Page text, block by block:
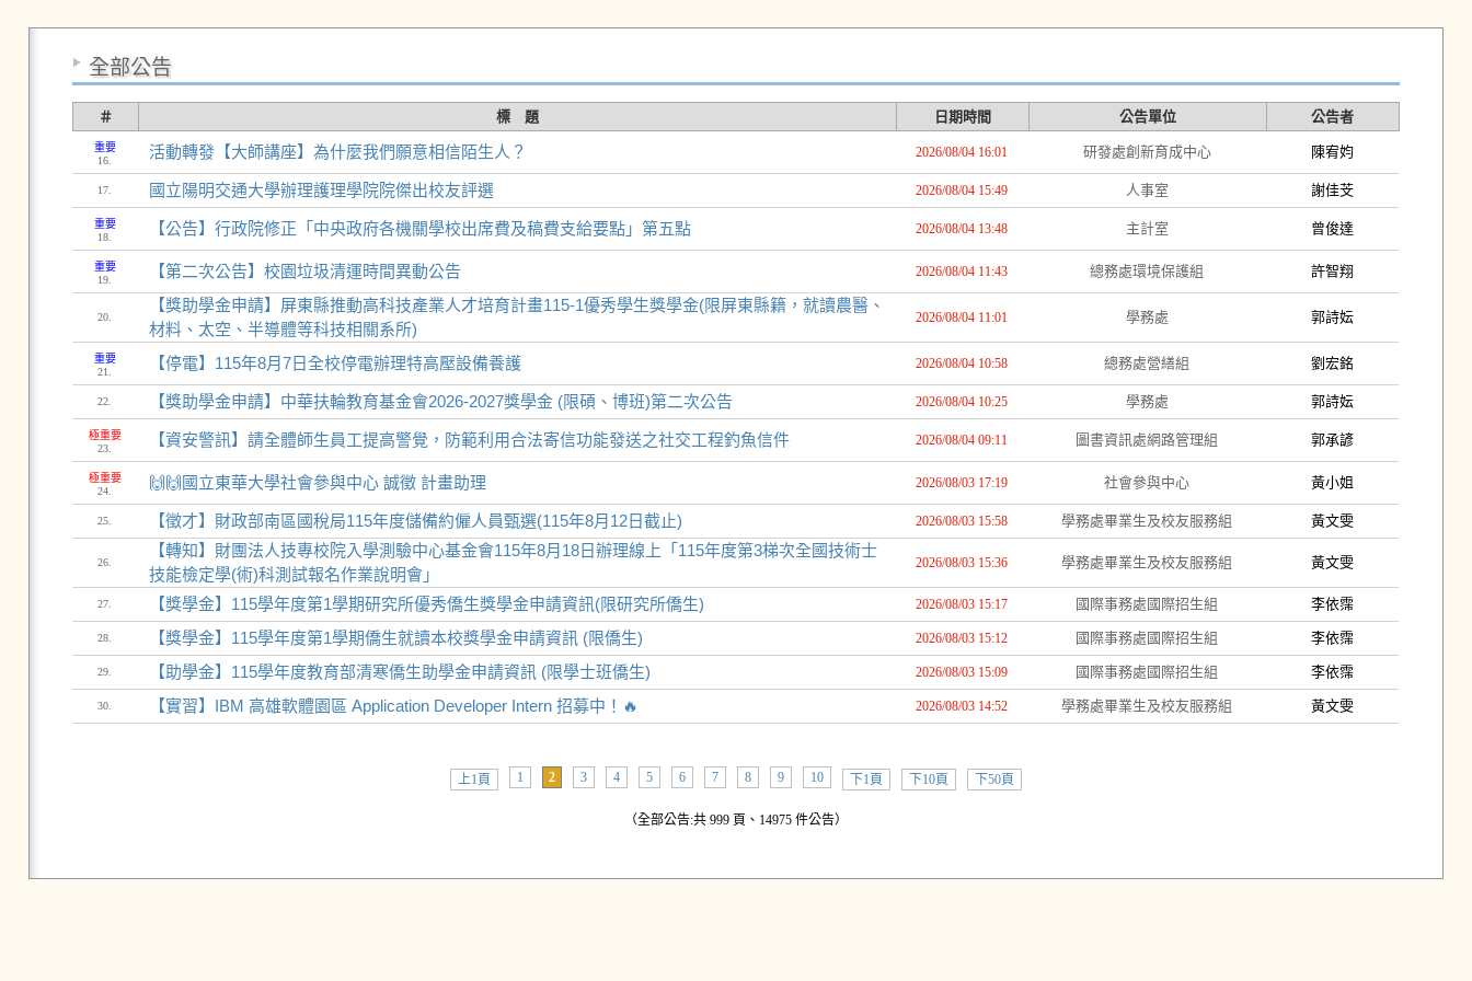
全部公告
＃ 標 題 日期時間 公告單位 公告者
重要
16.
活動轉發【大師講座】為什麼我們願意相信陌生人？ 2026/08/04 16:01 研發處創新育成中心 陳宥㚬
17. ​國立陽明交通大學辦理護理學院院傑出校友評選 2026/08/04 15:49 人事室 謝佳芠
重要
18.
【公告】行政院修正「中央政府各機關學校出席費及稿費支給要點」第五點 2026/08/04 13:48 主計室 曾俊達
重要
19.
【第二次公告】校園垃圾清運時間異動公告 2026/08/04 11:43 總務處環境保護組 許智翔
20.
【獎助學金申請】屏東縣推動高科技產業人才培育計畫115-1優秀學生獎學金(限屏東縣籍，就讀農醫、
材料、太空、半導體等科技相關系所)
2026/08/04 11:01 學務處 郭詩妘
重要
21.
【停電】115年8月7日全校停電辦理特高壓設備養護 2026/08/04 10:58 總務處營繕組 劉宏銘
22. 【獎助學金申請】中華扶輪教育基金會2026-2027獎學金 (限碩、博班)第二次公告 2026/08/04 10:25 學務處 郭詩妘
極重要
23.
【資安警訊】請全體師生員工提高警覺，防範利用合法寄信功能發送之社交工程釣魚信件 2026/08/04 09:11 圖書資訊處網路管理組 郭承諺
極重要
24.
🙌🙌國立東華大學社會參與中心 誠徵 計畫助理 2026/08/03 17:19 社會參與中心 黃小姐
25. 【徵才】財政部南區國稅局115年度儲備約僱人員甄選(115年8月12日截止) 2026/08/03 15:58 學務處畢業生及校友服務組 黃文雯
26.
【轉知】財團法人技專校院入學測驗中心基金會115年8月18日辦理線上「115年度第3梯次全國技術士
技能檢定學(術)科測試報名作業說明會」
2026/08/03 15:36 學務處畢業生及校友服務組 黃文雯
27. 【獎學金】115學年度第1學期研究所優秀僑生獎學金申請資訊(限研究所僑生) 2026/08/03 15:17 國際事務處國際招生組 李依霈
28. 【獎學金】115學年度第1學期僑生就讀本校獎學金申請資訊 (限僑生) 2026/08/03 15:12 國際事務處國際招生組 李依霈
29. 【助學金】115學年度教育部清寒僑生助學金申請資訊 (限學士班僑生) 2026/08/03 15:09 國際事務處國際招生組 李依霈
30. 【實習】IBM 高雄軟體園區 Application Developer Intern 招募中！🔥 2026/08/03 14:52 學務處畢業生及校友服務組 黃文雯
上1頁 1 2 3 4 5 6 7 8 9 10 下1頁 下10頁 下50頁
（全部公告:共 999 頁、14975 件公告）